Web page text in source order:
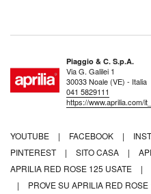
Piaggio & C. S.p.A.
Via G. Galilei 1
30033 Noale (VE) - Italia
041 5829111
https://www.aprilia.com/
YOUTUBE | FACEBOOK |
PINTEREST
| SITO CASA |
APRILIA RED ROSE 125 USATE
|
|
PROVE SU APRILIA RED ROSE